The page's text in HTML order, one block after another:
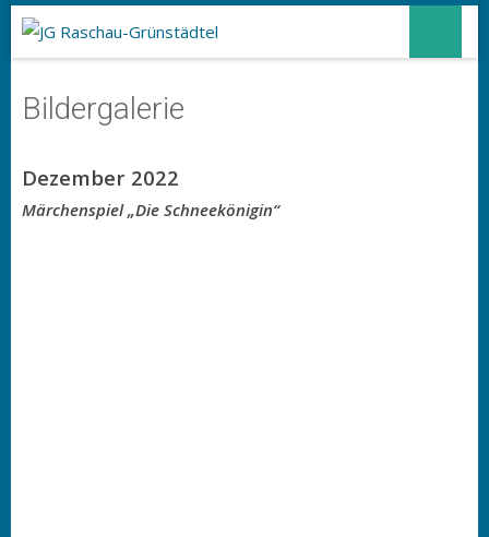
Bildergalerie
Dezember 2022
Märchenspiel „Die Schneekönigin“